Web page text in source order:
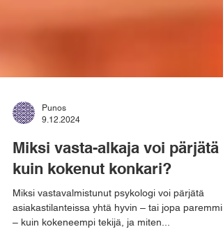
9.12.2024
Miksi vasta-alkaja voi pärjätä
kuin kokenut konkari?
Miksi vastavalmistunut psykologi voi pärjätä
asiakastilanteissa yhtä hyvin – tai jopa paremmin